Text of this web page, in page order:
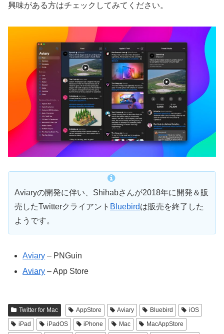
興味がある方はチェックしてみてください。
Aviaryの開発に伴い、Shihabさんが2018年に開発＆販
売したTwitterクライアント Bluebirdは販売を終了した
ようです。
Aviary – PNGuin
Aviary – App Store
Twitter for Mac AppStore Aviary Bluebird
iOS
iPad
iPadOS iPhone Mac
MacAppStore